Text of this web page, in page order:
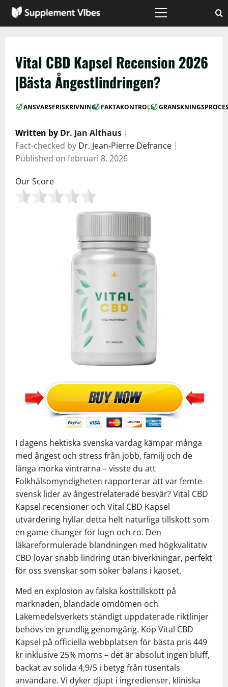
Skip
Primary
Vital CBD Kapsel Recension 2026
|Bästa Ångestlindringen?
ANSVARSFRISKRIVNING
| FAKTAKONTROLL
|
Written by Dr. Jan Althaus
Fact-checked by Dr. Jean-Pierre Defrance
Published on februari 8, 2026
Our Score
I dagens hektiska svenska vardag kämpar många
med ångest och stress från jobb, familj och de
långa mörka vintrarna – visste du att
Folkhälsomyndigheten rapporterar att var femte
svensk lider av ångestrelaterade besvär? Vital CBD
Kapsel recensioner och Vital CBD Kapsel
utvärdering hyllar detta helt naturliga tillskott som
en game-changer för lugn och ro. Den
läkareformulerade blandningen med högkvalitativ
CBD lovar snabb lindring utan biverkningar, perfekt
för oss svenskar som söker balans i kaoset.
Med en explosion av falska kosttillskott på
marknaden, blandade omdömen och
Läkemedelsverkets ständigt uppdaterade riktlinjer
behövs en grundlig genomgång. Köp Vital CBD
Kapsel på officiella webbplatsen för bästa pris 449
kr inklusive 25% moms – det är absolut ingen bluff,
backat av solida 4,9/5 i betyg från tusentals
användare. Vi dyker djupt i ingredienser, kliniska